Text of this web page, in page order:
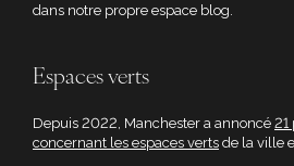
dans notre propre espace blog.
Espaces verts
Depuis 2022, Manchester a annoncé 21
concernant les espaces verts de la ville